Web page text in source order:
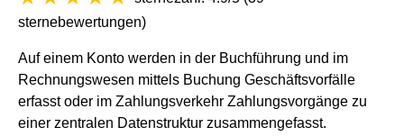
sternebewertungen)
Auf einem Konto werden in der Buchführung und im
Rechnungswesen mittels Buchung Geschäftsvorfälle
erfasst oder im Zahlungsverkehr Zahlungsvorgänge zu
einer zentralen Datenstruktur zusammengefasst.